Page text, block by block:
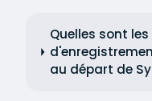
Quelles sont les
au départ de